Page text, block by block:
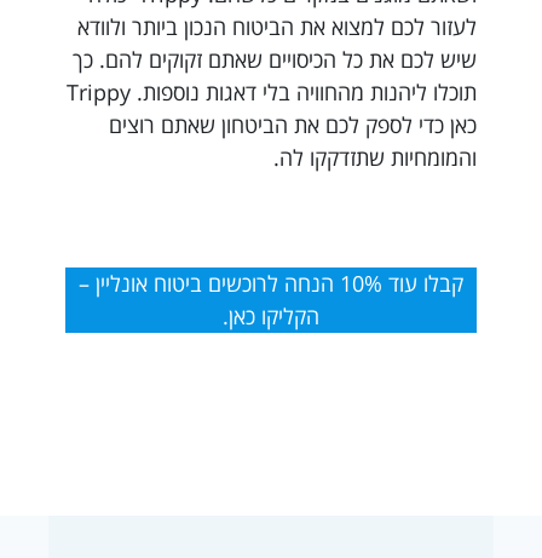
לעזור לכם למצוא את הביטוח הנכון ביותר ולוודא
שיש לכם את כל הכיסויים שאתם זקוקים להם. כך
תוכלו ליהנות מהחוויה בלי דאגות נוספות. Trippy
כאן כדי לספק לכם את הביטחון שאתם רוצים
והמומחיות שתזדקקו לה.
קבלו עוד 10% הנחה לרוכשים ביטוח אונליין –
הקליקו כאן.